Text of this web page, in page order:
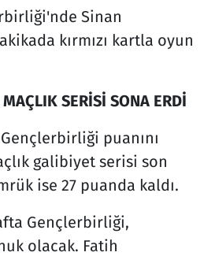
Sinan
kırmızı kartla oyun
SERİSİ SONA ERDİ
puanını
galibiyet serisi son
ise 27 puanda kaldı.
Gençlerbirliği,
olacak. Fatih